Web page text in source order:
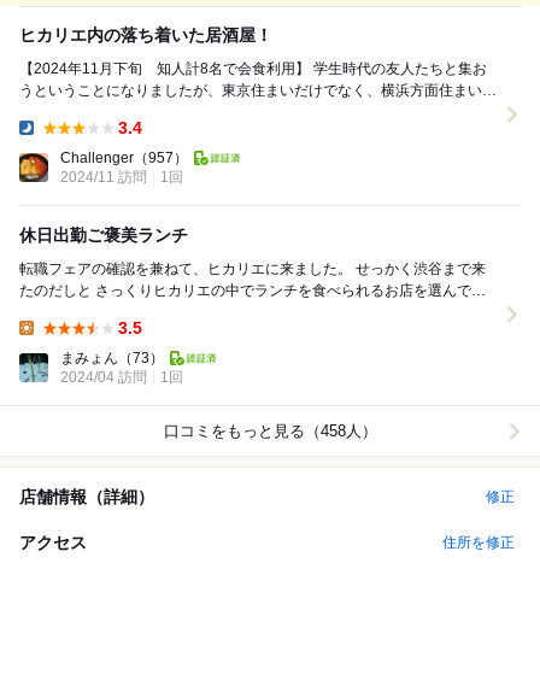
ヒカリエ内の落ち着いた居酒屋！
【2024年11月下旬 知人計8名で会食利用】 学生時代の友人たちと集お
うということになりましたが、東京住まいだけでなく、横浜方面住まいの
3.4
Challenger （957）
2024/11 訪問
1回
休日出勤ご褒美ランチ
転職フェアの確認を兼ねて、ヒカリエに来ました。 せっかく渋谷まで来
たのだしと さっくりヒカリエの中でランチを食べられるお店を選んでこ
3.5
まみょん （73）
2024/04 訪問
1回
口コミをもっと見る（458人）
店舗情報（詳細） 修正
アクセス 住所を修正